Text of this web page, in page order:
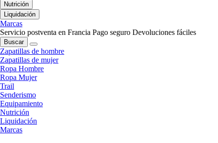
Nutrición
Liquidación
Marcas
Servicio postventa en Francia Pago seguro Devoluciones fáciles
Buscar
Zapatillas de hombre
Zapatillas de mujer
Ropa Hombre
Ropa Mujer
Trail
Senderismo
Equipamiento
Nutrición
Liquidación
Marcas